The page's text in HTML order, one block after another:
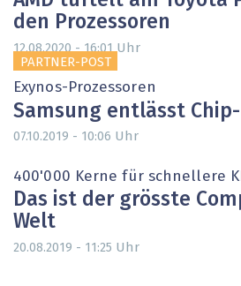
den Prozessoren
12.08.2020 - 16:01 Uhr
PARTNER-POST
Exynos-Prozessoren
Samsung entlässt
07.10.2019 - 10:06 Uhr
400'000 Kerne für schnellere KI
Das ist der grösste
Welt
20.08.2019 - 11:25 Uhr